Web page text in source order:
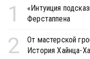
1
«Интуиция
Ферстаппена
2
От мастерской
История Хайнца-